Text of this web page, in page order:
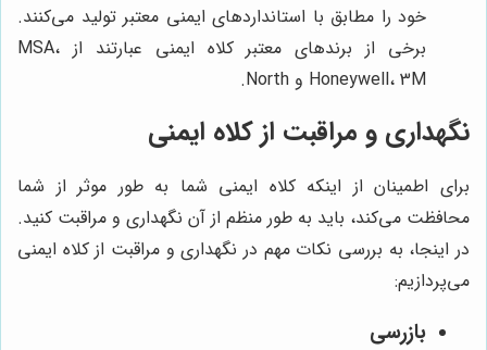
خود را مطابق با استانداردهای ایمنی معتبر تولید می‌کنند.
برخی از برندهای معتبر کلاه ایمنی عبارتند از MSA،
Honeywell، 3M و North.
نگهداری و مراقبت از کلاه ایمنی
برای اطمینان از اینکه کلاه ایمنی شما به طور موثر از شما
محافظت می‌کند، باید به طور منظم از آن نگهداری و مراقبت کنید.
در اینجا، به بررسی نکات مهم در نگهداری و مراقبت از کلاه ایمنی
می‌پردازیم:
بازرسی